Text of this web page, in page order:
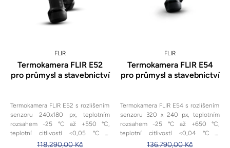
FLIR
Termokamera FLIR E52
pro průmysl a stavebnictví
Termokamera FLIR E52 s rozlišením
senzoru 240x180 px, teplotním
rozsahem -25 °C až +550 °C,
teplotní citlivostí <0,05 °C a
zorným úhlem 24° je určena pro
118.290,00 Kč
FLIR
Termokamera FLIR E54
pro průmysl a stavebnictví
Termokamera FLIR E54 s rozlišením
senzoru 320 x 240 px, teplotním
rozsahem -25 °C až +650 °C,
teplotní citlivostí <0,04 °C a
zorným úhlem 24° je určena pro
136.790,00 Kč